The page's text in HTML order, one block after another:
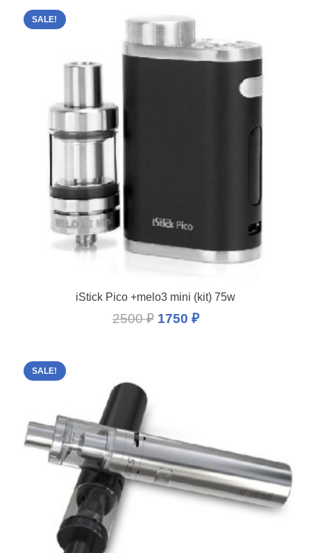
SALE!
iStick Pico +melo3 mini (kit) 75w
2500₽ 1750 ₽
SALE!